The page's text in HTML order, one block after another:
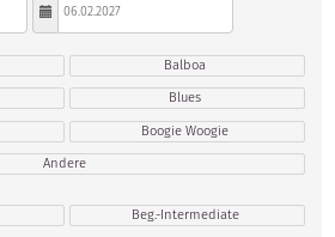
Balboa
Blues
Boogie Woogie
Andere
Beg.-Intermediate